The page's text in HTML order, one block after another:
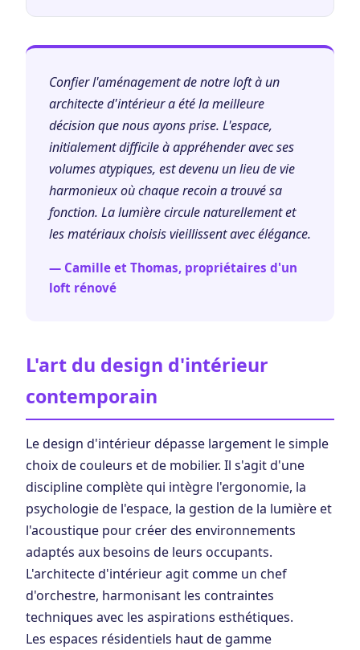
Confier l'aménagement de notre loft à un
architecte d'intérieur a été la meilleure
décision que nous ayons prise. L'espace,
initialement difficile à appréhender avec ses
volumes atypiques, est devenu un lieu de vie
harmonieux où chaque recoin a trouvé sa
fonction. La lumière circule naturellement et
les matériaux choisis vieillissent avec élégance.
— Camille et Thomas, propriétaires d'un
loft rénové
L'art du design d'intérieur
contemporain
Le design d'intérieur dépasse largement le simple
choix de couleurs et de mobilier. Il s'agit d'une
discipline complète qui intègre l'ergonomie, la
psychologie de l'espace, la gestion de la lumière et
l'acoustique pour créer des environnements
adaptés aux besoins de leurs occupants.
L'architecte d'intérieur agit comme un chef
d'orchestre, harmonisant les contraintes
techniques avec les aspirations esthétiques.
Les espaces résidentiels haut de gamme